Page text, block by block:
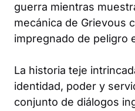
guerra mientras
mecánica de Grievous
impregnado de peligro
La historia teje
identidad, poder y
conjunto de diálogos